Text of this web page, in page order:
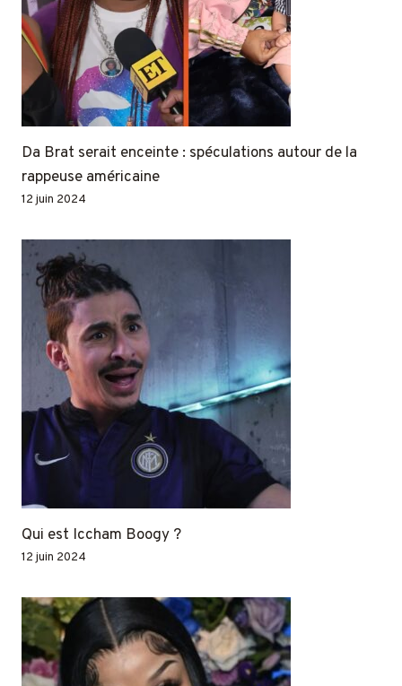
Da Brat serait enceinte : spéculations autour de la
rappeuse américaine
12 juin 2024
Qui est Iccham Boogy ?
12 juin 2024